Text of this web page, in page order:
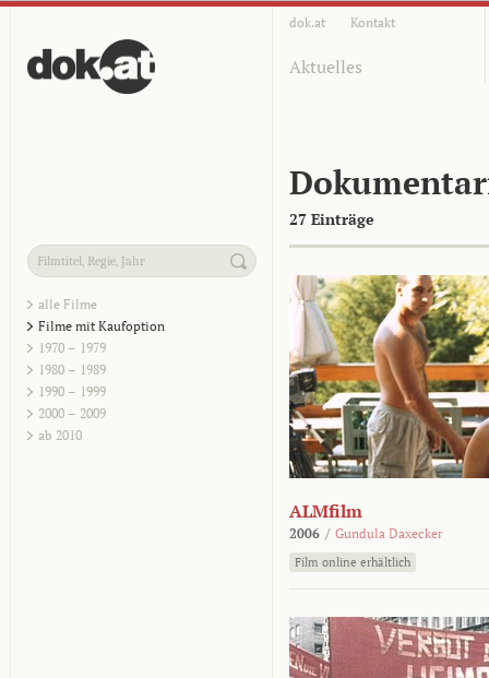
dok.at Kontakt
Aktuelles
27 Einträge
alle Filme
Filme mit Kaufoption
1970 – 1979
1980 – 1989
1990 – 1999
2000 – 2009
ab 2010
ALMfilm
2006 / Gundula Daxecker
Film online erhältlich